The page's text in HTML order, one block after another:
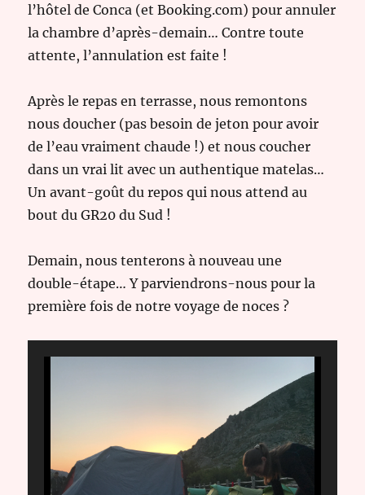
l’hôtel de Conca (et Booking.com) pour annuler
la chambre d’après-demain… Contre toute
attente, l’annulation est faite !
Après le repas en terrasse, nous remontons
nous doucher (pas besoin de jeton pour avoir
de l’eau vraiment chaude !) et nous coucher
dans un vrai lit avec un authentique matelas…
Un avant-goût du repos qui nous attend au
bout du GR20 du Sud !
Demain, nous tenterons à nouveau une
double-étape… Y parviendrons-nous pour la
première fois de notre voyage de noces ?